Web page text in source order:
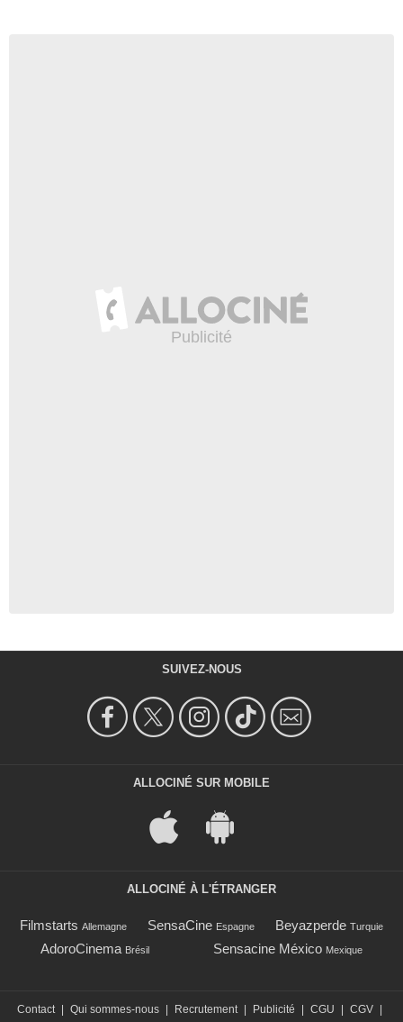
SUIVEZ-NOUS
ALLOCINÉ SUR MOBILE
ALLOCINÉ À L'ÉTRANGER
Filmstarts Allemagne SensaCine Espagne Beyazperde Turquie
AdoroCinema Brésil Sensacine México Mexique
Contact | Qui sommes-nous | Recrutement | Publicité | CGU | CGV |